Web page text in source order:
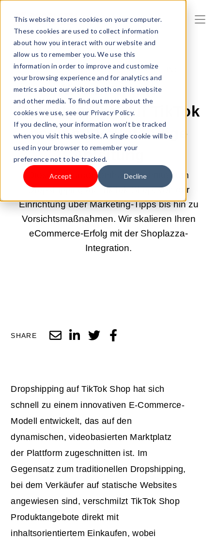
This website stores cookies on your computer.
These cookies are used to collect information
about how you interact with our website and
allow us to remember you. We use this
information in order to improve and customize
your browsing experience and for analytics and
metrics about our visitors both on this website
and other media. To find out more about the
cookies we use, see our Privacy Policy.
If you decline, your information won’t be tracked
when you visit this website. A single cookie will be
used in your browser to remember your
preference not to be tracked.
Accept Decline
28.04.2025 02:00:00 |DROPSHIPPING
Wie man mit
Dropshipping auf TikTok
beginnt: Vollständige
Anleitung
Dieser Leitfaden enthält 5 Schritte zum
Dropshipping auf TikTok Shop, von der
Einrichtung über Marketing-Tipps bis hin zu
Vorsichtsmaßnahmen. Wir skalieren Ihren
eCommerce-Erfolg mit der Shoplazza-
Integration.
SHARE
Dropshipping auf TikTok Shop hat sich
schnell zu einem innovativen E-Commerce-
Modell entwickelt, das auf den
dynamischen, videobasierten Marktplatz
der Plattform zugeschnitten ist. Im
Gegensatz zum traditionellen Dropshipping,
bei dem Verkäufer auf statische Websites
angewiesen sind, verschmilzt TikTok Shop
Produktangebote direkt mit
inhaltsorientiertem Einkaufen, wobei